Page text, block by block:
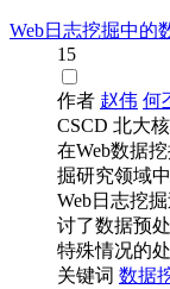
Web日志挖掘中的
15
作者 赵伟 何
CSCD 北大
在Web数据
掘研究领域
Web日志挖
讨了数据预
特殊情况的处
关键词 数据